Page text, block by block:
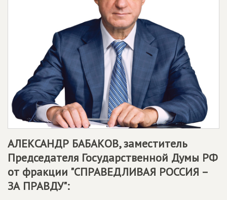
АЛЕКСАНДР БАБАКОВ, заместитель
Председателя Государственной Думы РФ
от фракции "СПРАВЕДЛИВАЯ РОССИЯ –
ЗА ПРАВДУ":